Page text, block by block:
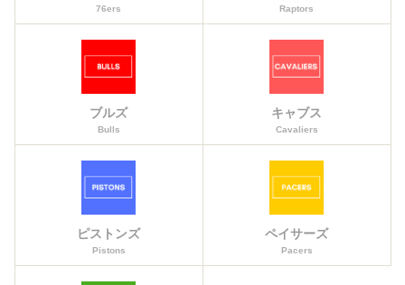
76ers Raptors
ブルズ
Bulls
キャブス
Cavaliers
ピストンズ
Pistons
ペイサーズ
Pacers